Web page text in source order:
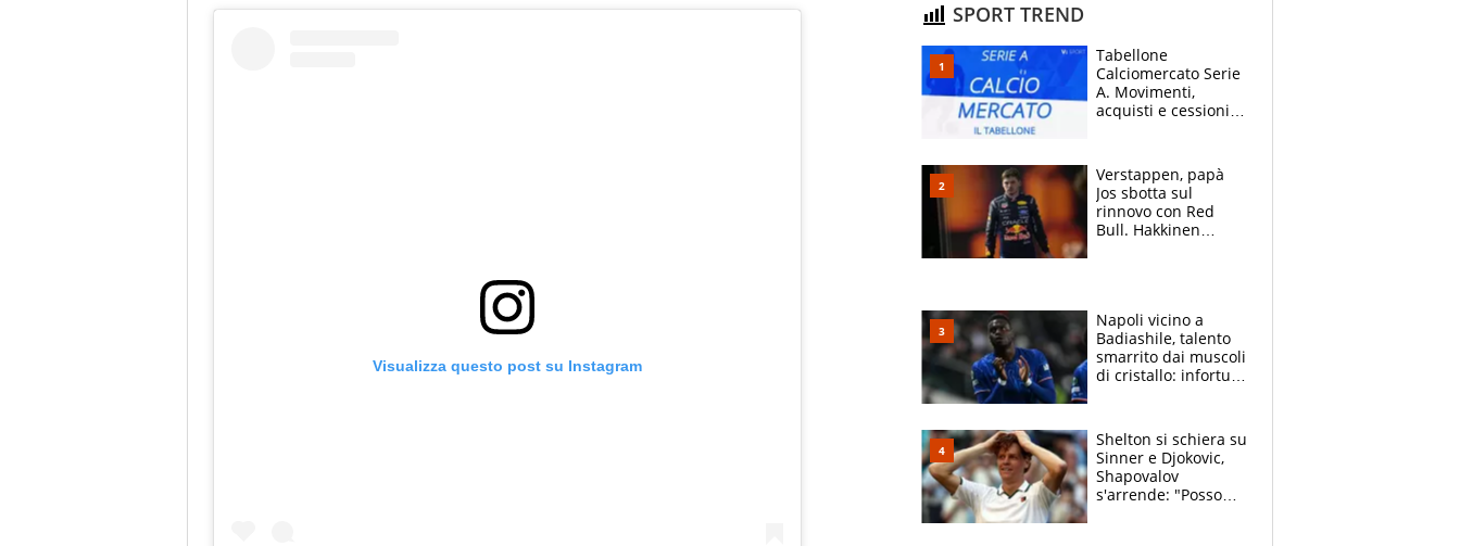
Visualizza questo post su Instagram
SPORT TREND
Tabellone
Calciomercato Serie
A. Movimenti,
acquisti e cessioni:
Verstappen, papà
Jos sbotta sul
rinnovo con Red
Bull. Hakkinen
Napoli vicino a
Badiashile, talento
smarrito dai muscoli
di cristallo: infortuni
Shelton si schiera su
Sinner e Djokovic,
Shapovalov
s'arrende: "Posso